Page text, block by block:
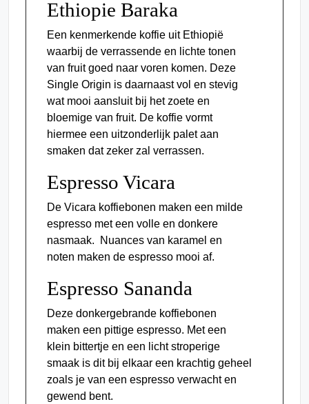
Ethiopie Baraka
Een kenmerkende koffie uit Ethiopië
waarbij de verrassende en lichte tonen
van fruit goed naar voren komen. Deze
Single Origin is daarnaast vol en stevig
wat mooi aansluit bij het zoete en
bloemige van fruit. De koffie vormt
hiermee een uitzonderlijk palet aan
smaken dat zeker zal verrassen.
Espresso Vicara
De Vicara koffiebonen maken een milde
espresso met een volle en donkere
nasmaak. Nuances van karamel en
noten maken de espresso mooi af.
Espresso Sananda
Deze donkergebrande koffiebonen
maken een pittige espresso. Met een
klein bittertje en een licht stroperige
smaak is dit bij elkaar een krachtig geheel
zoals je van een espresso verwacht en
gewend bent.